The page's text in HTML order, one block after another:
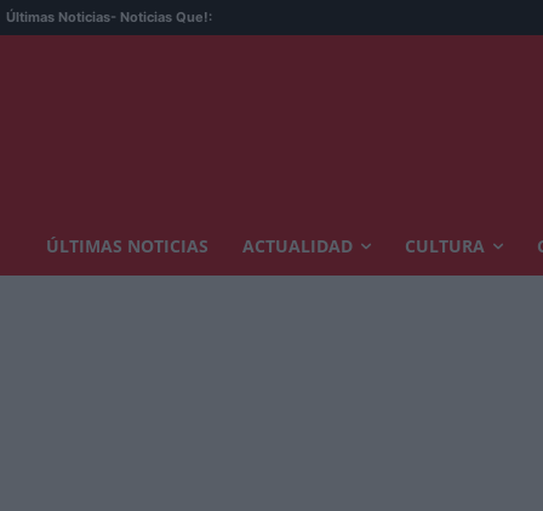
Últimas Noticias- Noticias Que!:
ÚLTIMAS NOTICIAS ACTUALIDAD CULTURA